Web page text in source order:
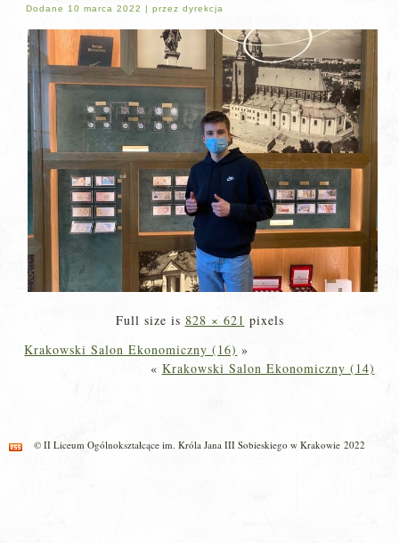
Dodane 10 marca 2022 |przez dyrekcja
Full size is 828 × 621 pixels
Krakowski Salon Ekonomiczny (16) »
« Krakowski Salon Ekonomiczny (14)
© II Liceum Ogólnokształcące im. Króla Jana III Sobieskiego w Krakowie 2022